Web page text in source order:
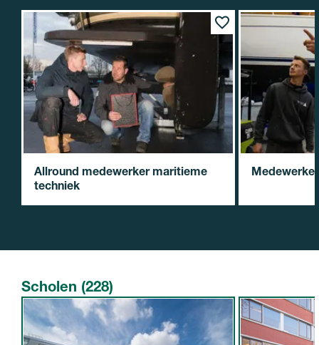
Allround medewerker maritieme
techniek
Scholen (228)